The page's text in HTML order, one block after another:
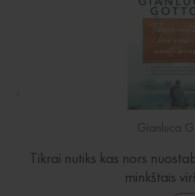
Gianluca
Tikrai nutiks kas nors
minkštais